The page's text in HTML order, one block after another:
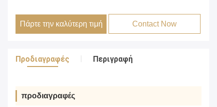
Πάρτε την καλύτερη τιμή Contact Now
Προδιαγραφές Περιγραφή
προδιαγραφές